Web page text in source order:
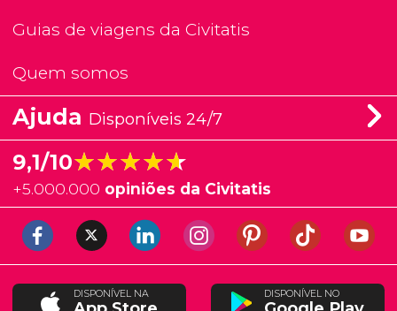
Guias de viagens da Civitatis
Quem somos
Ajuda Disponíveis 24/7
9,1/10★★★★★
★★★★★
+5.000.000 opiniões da Civitatis
DISPONÍVEL NA DISPONÍVEL NO